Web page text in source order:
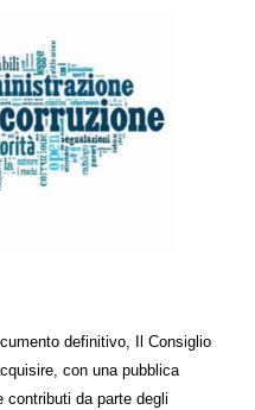
definitivo, Il Consiglio
con una pubblica
contributi da parte degli